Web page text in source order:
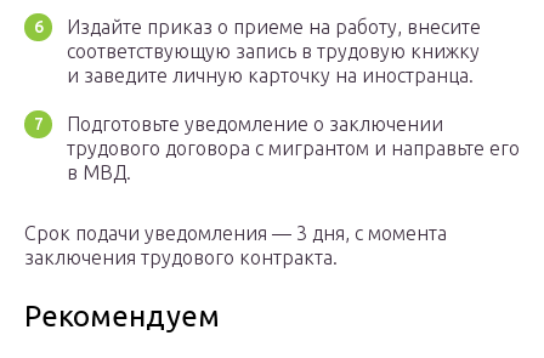
Издайте приказ о приеме на работу, внесите
соответствующую запись в трудовую книжку
и заведите личную карточку на иностранца.
Подготовьте уведомление о заключении
трудового договора с мигрантом и направьте его
в МВД.
Срок подачи уведомления — 3 дня, с момента
заключения трудового контракта.
Рекомендуем